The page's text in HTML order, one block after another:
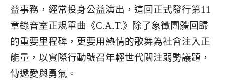
益事務，經常投身公益演出，這回正式發行第11
章錄音室正規單曲《C.A.T.》除了象徵團體回歸
的重要里程碑，更要用熱情的歌舞為社會注入正
能量，以實際行動號召年輕世代關注弱勢議題，
傳遞愛與勇氣。